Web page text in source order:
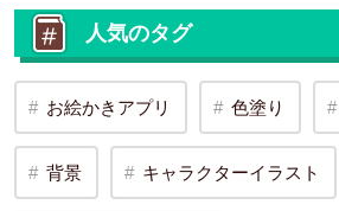
人気のタグ
お絵かきアプリ 色塗り
背景 キャラクターイラスト